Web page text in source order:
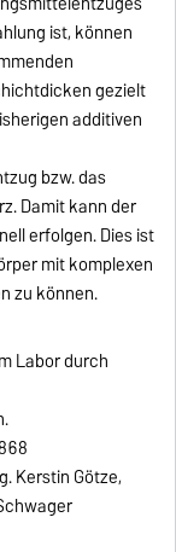
ist, können
gezielt
additiven
bzw. das
Damit kann der
erfolgen. Dies ist
mit komplexen
zu können.
Labor durch
Kerstin Götze,